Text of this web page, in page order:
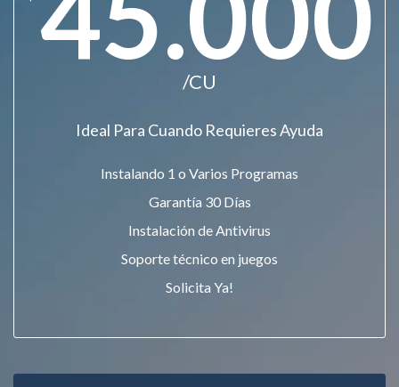
/CU
Ideal Para Cuando Requieres Ayuda
Instalando 1 o Varios Programas
Garantía 30 Días
Instalación de Antivirus
Soporte técnico en juegos
Solicita Ya!